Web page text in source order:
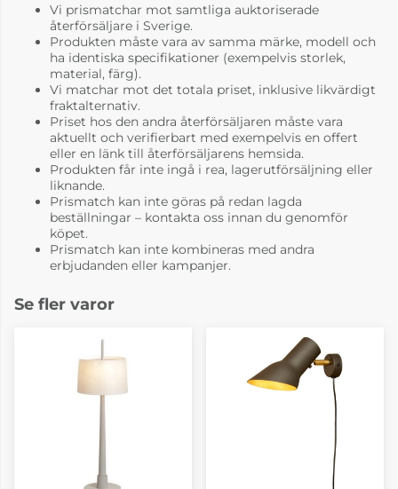
Vi prismatchar mot samtliga auktoriserade
återförsäljare i Sverige.
Produkten måste vara av samma märke, modell och
ha identiska specifikationer (exempelvis storlek,
material, färg).
Vi matchar mot det totala priset, inklusive likvärdigt
fraktalternativ.
Priset hos den andra återförsäljaren måste vara
aktuellt och verifierbart med exempelvis en offert
eller en länk till återförsäljarens hemsida.
Produkten får inte ingå i rea, lagerutförsäljning eller
liknande.
Prismatch kan inte göras på redan lagda
beställningar – kontakta oss innan du genomför
köpet.
Prismatch kan inte kombineras med andra
erbjudanden eller kampanjer.
Se fler varor